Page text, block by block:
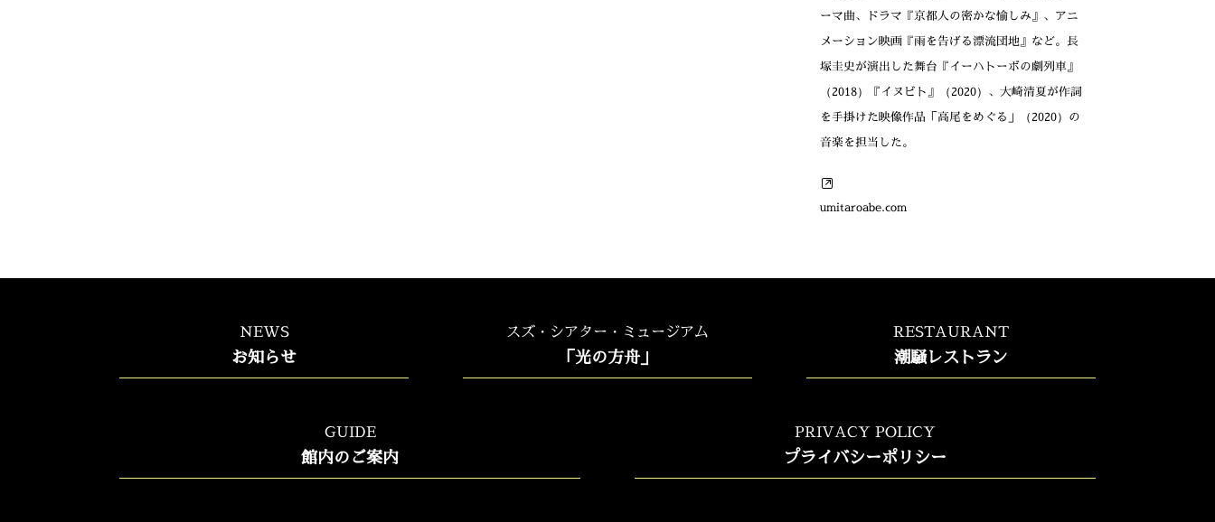
ーマ曲、ドラマ『京都人の密かな愉しみ』、アニ
メーション映画『雨を告げる漂流団地』など。長
塚圭史が演出した舞台『イーハトーボの劇列車』
（2018）『イヌビト』（2020）、大崎清夏が作詞
を手掛けた映像作品「高尾をめぐる」（2020）の
音楽を担当した。
umitaroabe.com
NEWS
お知らせ
スズ・シアター・ミュージアム
「光の方舟」
RESTAURANT
潮騒レストラン
GUIDE
館内のご案内
PRIVACY POLICY
プライバシーポリシー